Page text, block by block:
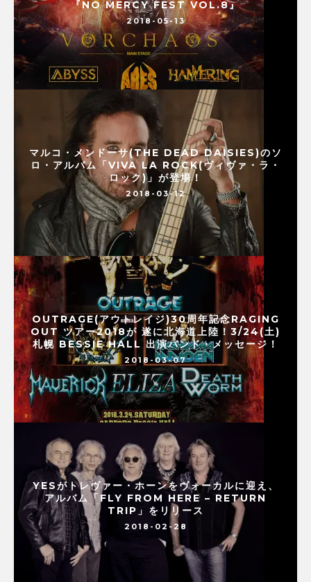
『NO MERCY FEST VOL.8』
2018-05-13
マルコ・メンドーサ(THE DEAD DAISIES)のソ
ロ・アルバム「VIVA LA ROCK(ヴィヴァ・ラ・
ロック)」が登場！
2018-03-12
OUTRAGE(アウトレイジ)30周年記念RAGING
OUT ツアー2018が 遂に北海道上陸！3/24(土)
札幌 BESSIE HALL 出演バンド・メッセージ！
2018-03-07
YESがトレヴァー・ホーンをヴォーカルに迎え、
アルバム「FLY FROM HERE – RETURN
TRIP」をリリース
2018-02-28